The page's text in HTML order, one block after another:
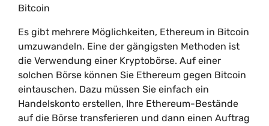
Bitcoin
Es gibt mehrere Möglichkeiten, Ethereum in Bitcoin
umzuwandeln. Eine der gängigsten Methoden ist
die Verwendung einer Kryptobörse. Auf einer
solchen Börse können Sie Ethereum gegen Bitcoin
eintauschen. Dazu müssen Sie einfach ein
Handelskonto erstellen, Ihre Ethereum-Bestände
auf die Börse transferieren und dann einen Auftrag